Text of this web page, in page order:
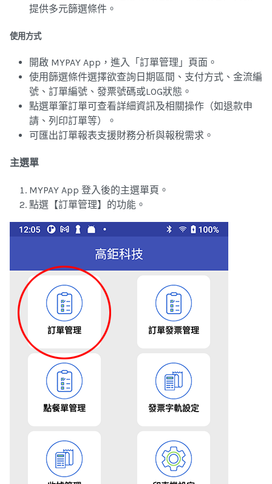
提供多元篩選條件。
使用方式
開啟 MYPAY App，進入「訂單管理」頁面。
使用篩選條件選擇欲查詢日期區間、支付方式、金流編
號、訂單編號、發票號碼或LOG狀態。
點選單筆訂單可查看詳細資訊及相關操作（如退款申
請、列印訂單等）。
可匯出訂單報表支援財務分析與報稅需求。
主選單
MYPAY App 登入後的主選單頁。
點選【訂單管理】的功能。